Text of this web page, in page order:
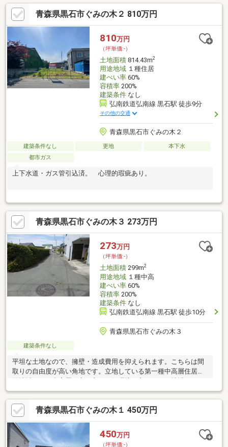
高いですが、その分設備は充実しています。
青森県黒石市ぐみの木２ 810万円
810万円
（坪単価:-）
土地面積814.43m2
用途地域１種住居
建ぺい率60%
容積率200%
建築条件なし
弘南鉄道弘南線 黒石駅 徒歩9分
その他の交通
青森県黒石市ぐみの木２
建築条件なし 更地
本下水
都市ガス
上下水道・ガス管引込済。 心理的瑕疵あり。
青森県黒石市ぐみの木３ 273万円
273万円
（坪単価:-）
土地面積299m2
用途地域１種中高
建ぺい率60%
容積率200%
建築条件なし
弘南鉄道弘南線 黒石駅 徒歩10分
青森県黒石市ぐみの木３
建築条件なし
平坦な土地なので、擁壁・造成費用を抑えられます。こちらは間
取りの自由度が高い角地です。立地している第一種中高層住居専
用地域とは、中高層住宅の良好な住環境を守るための地域です。
前面道路と高低差がない形状で身体障がい者にも優しいです。こ
ちらの売地はニーズも高い土地です。周囲も環境も整っている、
好条件の住宅用地がこちら。
青森県黒石市ぐみの木１ 450万円
450万円
（坪単価:-）